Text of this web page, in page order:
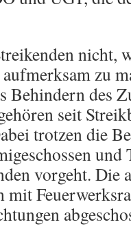
nicht,
zu
Behindern des
seit
trotzen die
und
vorgeht.
mit